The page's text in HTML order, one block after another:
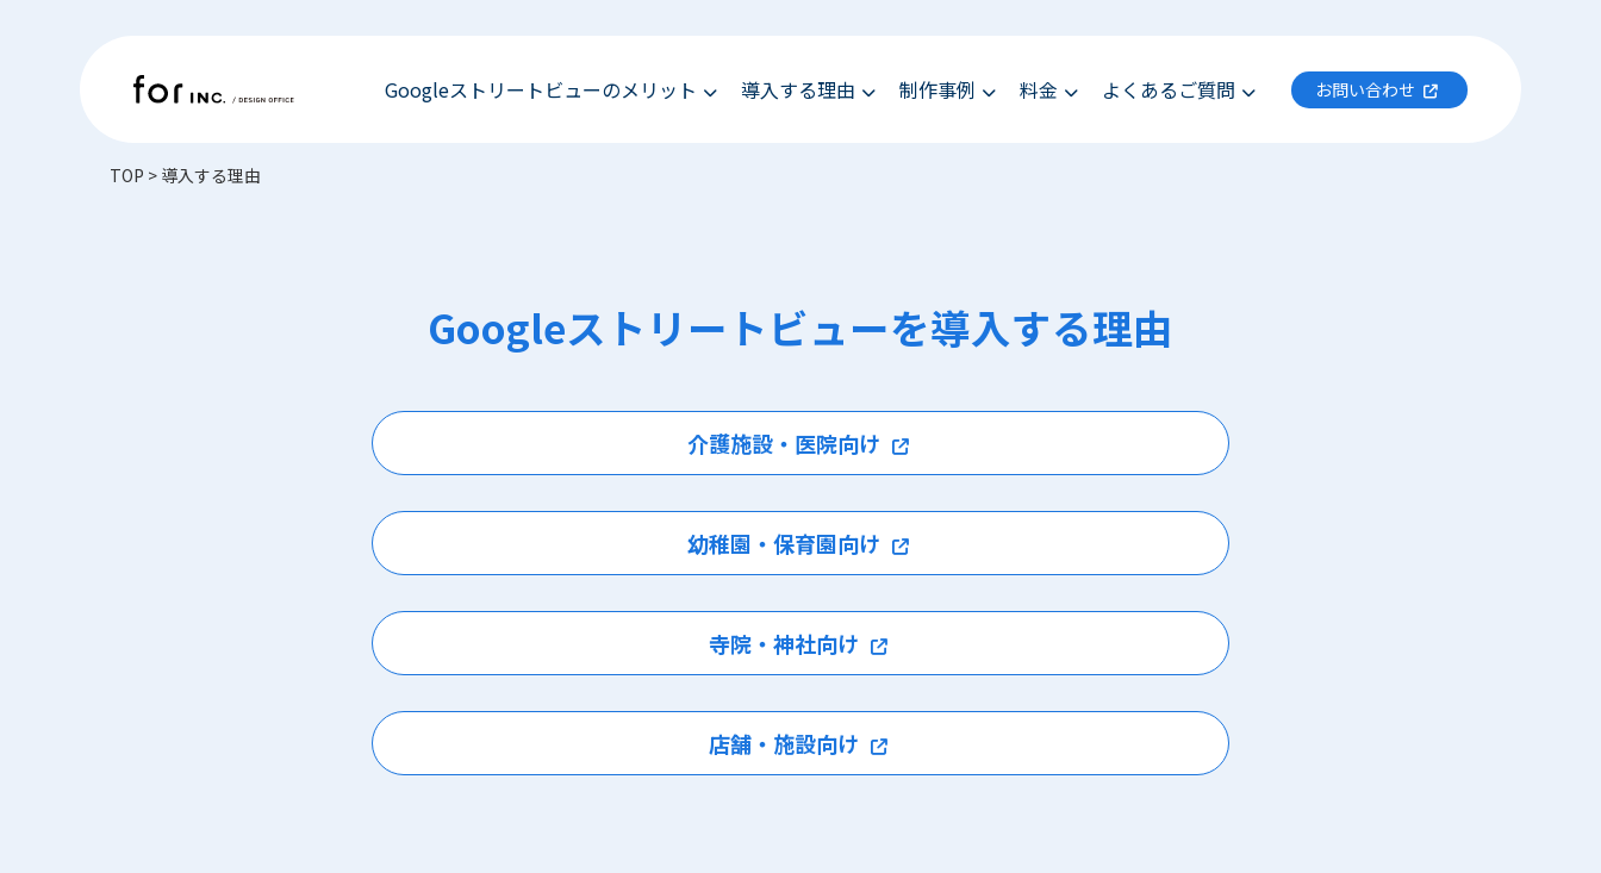
Googleストリートビューのメリット 導入する理由 制作事例 料金 よくあるご質問 お問い合わせ
TOP > 導入する理由
Googleストリートビューを導入する理由
介護施設・医院向け
幼稚園・保育園向け
寺院・神社向け
店舗・施設向け